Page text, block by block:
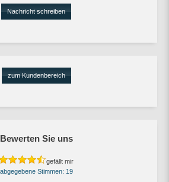
Nachricht schreiben
zum Kundenbereich
Bewerten Sie uns
gefällt mir
19